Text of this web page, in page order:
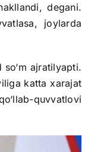
degani.
joylarda
ajratilyapti.
katta xarajat
quvvatlovi